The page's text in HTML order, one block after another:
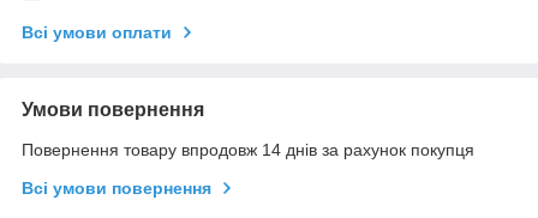
Всі умови оплати
Умови повернення
Повернення товару впродовж 14 днів за рахунок покупця
Всі умови повернення